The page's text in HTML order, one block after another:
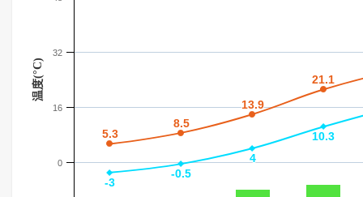
温度(°C)
5.3
5.3
8.5
8.5
13.9
13.9
21.1
21.1
-3
-3
-0.5
-0.5
4
4
10.3
10.3
0
16
32